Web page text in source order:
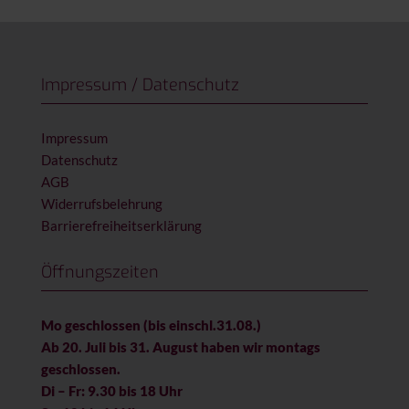
Impressum / Datenschutz
Impressum
Datenschutz
AGB
Widerrufsbelehrung
Barrierefreiheitserklärung
Öffnungszeiten
Mo geschlossen (bis einschl.31.08.)
Ab 20. Juli bis 31. August haben wir montags
geschlossen.
Di – Fr: 9.30 bis 18 Uhr